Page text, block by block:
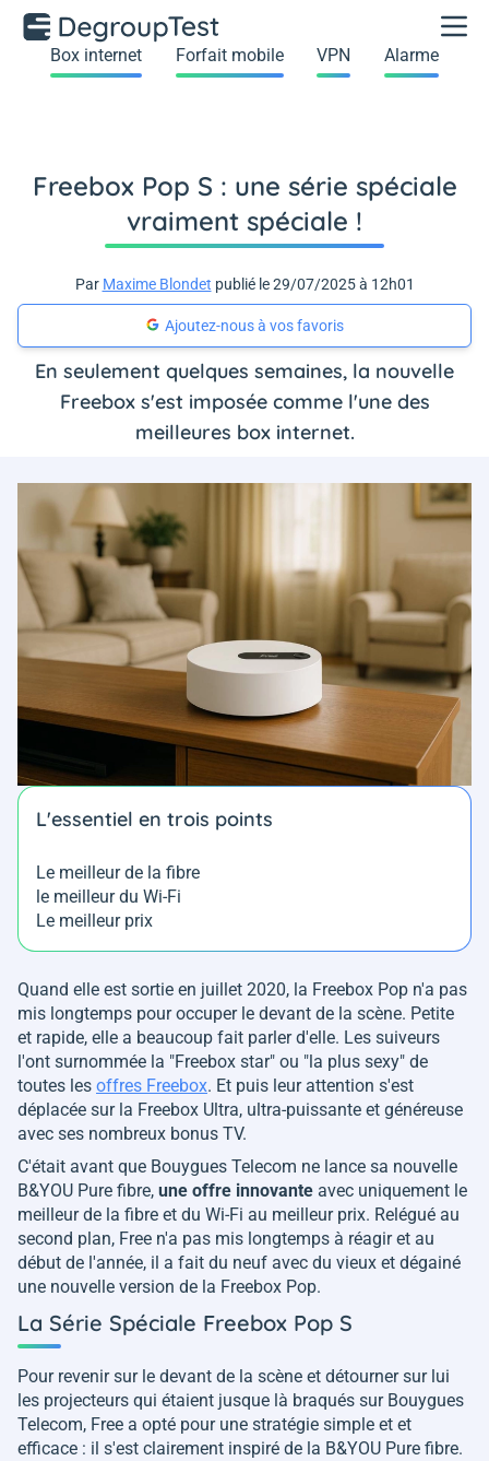
Box internet Forfait mobile VPN Alarme
Freebox Pop S : une série spéciale
vraiment spéciale !
Par Maxime Blondet publié le 29/07/2025 à 12h01
Ajoutez-nous à vos favoris
En seulement quelques semaines, la nouvelle
Freebox s'est imposée comme l'une des
meilleures box internet.
L'essentiel en trois points
Le meilleur de la fibre
le meilleur du Wi-Fi
Le meilleur prix
Quand elle est sortie en juillet 2020, la Freebox Pop n'a pas
mis longtemps pour occuper le devant de la scène. Petite
et rapide, elle a beaucoup fait parler d'elle. Les suiveurs
l'ont surnommée la "Freebox star" ou " la plus sexy" de
toutes les offres Freebox. Et puis leur attention s'est
déplacée sur la Freebox Ultra, ultra-puissante et généreuse
avec ses nombreux bonus TV.
C'était avant que Bouygues Telecom ne lance sa nouvelle
B&YOU Pure fibre, une offre innovante avec uniquement le
meilleur de la fibre et du Wi-Fi au meilleur prix. Relégué au
second plan, Free n'a pas mis longtemps à réagir et au
début de l'année, il a fait du neuf avec du vieux et dégainé
une nouvelle version de la Freebox Pop.
La Série Spéciale Freebox Pop S
Pour revenir sur le devant de la scène et détourner sur lui
les projecteurs qui étaient jusque là braqués sur Bouygues
Telecom, Free a opté pour une stratégie simple et et
efficace : il s'est clairement inspiré de la B&YOU Pure fibre.